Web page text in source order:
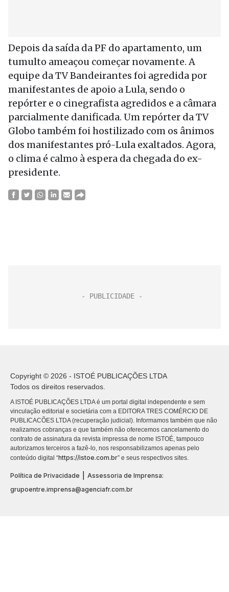
Depois da saída da PF do apartamento, um
tumulto ameaçou começar novamente. A
equipe da TV Bandeirantes foi agredida por
manifestantes de apoio a Lula, sendo o
repórter e o cinegrafista agredidos e a câmara
parcialmente danificada. Um repórter da TV
Globo também foi hostilizado com os ânimos
dos manifestantes pró-Lula exaltados. Agora,
o clima é calmo à espera da chegada do ex-
presidente.
Copyright © 2026 - ISTOÉ PUBLICAÇÕES LTDA
Todos os direitos reservados.
A ISTOÉ PUBLICAÇÕES LTDA é um portal digital independente e sem
vinculação editorial e societária com a EDITORA TRES COMÉRCIO DE
PUBLICACÕES LTDA (recuperação judicial). Informamos também que não
realizamos cobranças e que também não oferecemos cancelamento do
contrato de assinatura da revista impressa de nome ISTOÉ, tampouco
autorizamos terceiros a fazê-lo, nos responsabilizamos apenas pelo
conteúdo digital “https://istoe.com.br” e seus respectivos sites.
Política de Privacidade
Assessoria de Imprensa:
grupoentre.imprensa@agenciafr.com.br